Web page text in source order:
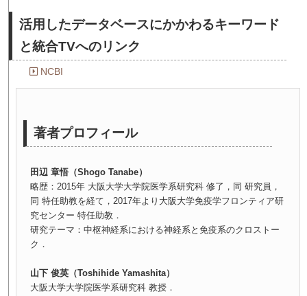
活用したデータベースにかかわるキーワード
と統合TVへのリンク
NCBI
著者プロフィール
田辺 章悟（Shogo Tanabe）
略歴：2015年 大阪大学大学院医学系研究科 修了，同 研究員，
同 特任助教を経て，2017年より大阪大学免疫学フロンティア研
究センター 特任助教．
研究テーマ：中枢神経系における神経系と免疫系のクロストー
ク．
山下 俊英（Toshihide Yamashita）
大阪大学大学院医学系研究科 教授．